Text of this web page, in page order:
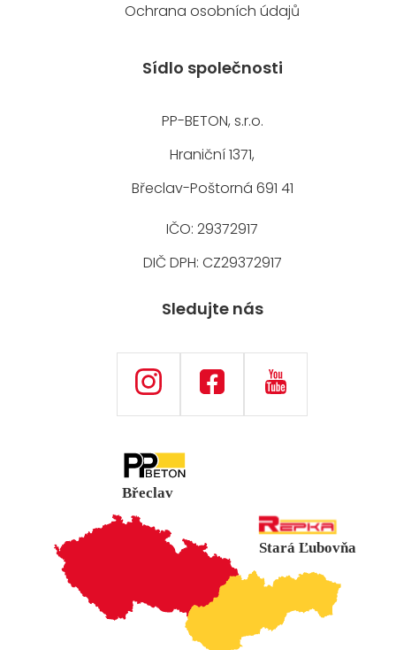
Ochrana osobních údajů
Sídlo společnosti
PP-BETON, s.r.o.
Hraniční 1371,
Břeclav-Poštorná 691 41
IČO: 29372917
DIČ DPH: CZ29372917
Sledujte nás
Stará Ľubovňa
Břeclav